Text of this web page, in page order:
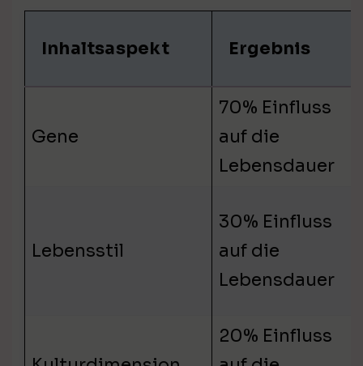
Inhaltsaspekt Ergebnis
Gene
70% Einfluss
auf die
Lebensdauer
Lebensstil
30% Einfluss
auf die
Lebensdauer
20% Einfluss